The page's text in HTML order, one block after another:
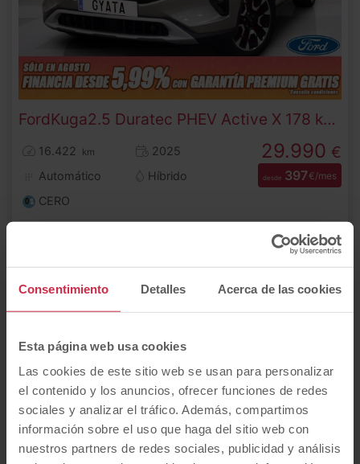
Consentimiento Detalles Acerca de las cookies
Esta página web usa cookies
Las cookies de este sitio web se usan para personalizar
el contenido y los anuncios, ofrecer funciones de redes
sociales y analizar el tráfico. Además, compartimos
información sobre el uso que haga del sitio web con
nuestros partners de redes sociales, publicidad y análisis
FordKuga 2.5 Duratec PHEV Active X 178 kW (243 CV)
16.422 km
2025
Automático
Híbrido
CERO
29.990 €
desde 397€/mes
Dto.44%